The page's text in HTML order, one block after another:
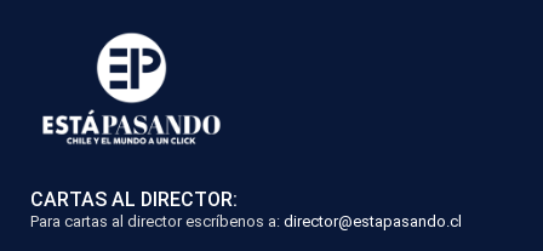
CARTAS AL DIRECTOR:
Para cartas al director escríbenos a: director@estapasando.cl